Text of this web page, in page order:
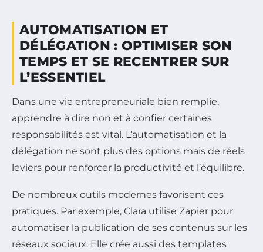
AUTOMATISATION ET
DÉLÉGATION : OPTIMISER SON
TEMPS ET SE RECENTRER SUR
L’ESSENTIEL
Dans une vie entrepreneuriale bien remplie,
apprendre à dire non et à confier certaines
responsabilités est vital. L’automatisation et la
délégation ne sont plus des options mais de réels
leviers pour renforcer la productivité et l’équilibre.
De nombreux outils modernes favorisent ces
pratiques. Par exemple, Clara utilise Zapier pour
automatiser la publication de ses contenus sur les
réseaux sociaux. Elle crée aussi des templates